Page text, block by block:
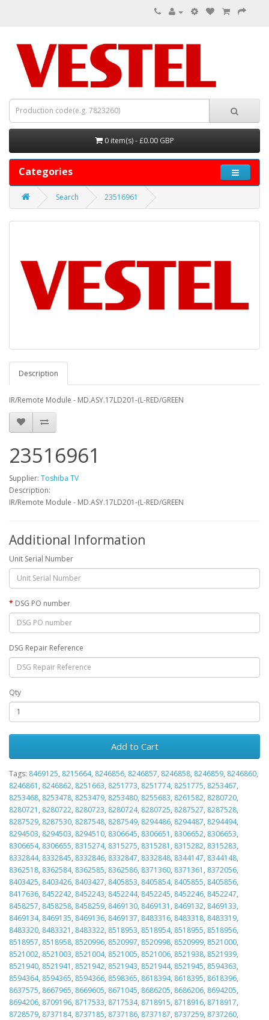
0 item(s) - £0.00 GBP
Categories
Search 23516961
Description
IR/Remote Module - MD.ASY.17LD201-(L-RED/GREEN
23516961
Supplier: Toshiba TV
Description:
IR/Remote Module - MD.ASY.17LD201-(L-RED/GREEN
Additional Information
Unit Serial Number
DSG PO number
DSG Repair Reference
Qty
Add to Cart
Tags: 8469125, 8215664, 8246856, 8246857, 8246858, 8246859, 8246860,
8246861 , 8246862, 8251663, 8251773, 8251774, 8251775, 8253467,
8253468, 8253478, 8253479, 8253480, 8255683, 8261582, 8280720,
8280721 , 8280722, 8280723, 8280724, 8280725, 8287527, 8287528,
8287529, 8287530, 8287548, 8287549, 8294486, 8294487, 8294494,
8294503, 8294503, 8294510, 8306645, 8306651 , 8306652, 8306653,
8306654, 8306655, 8315274, 8315275, 8315281 , 8315282, 8315283,
8332844, 8332845, 8332846, 8332847, 8332848, 8344147, 8344148,
8362518, 8362584, 8362585, 8362586, 8371360, 8371361 , 8372056,
8403425, 8403426, 8403427, 8405853, 8405854, 8405855, 8405856,
8417636, 8452242, 8452243, 8452244, 8452245, 8452246, 8452247,
8458257, 8458258, 8458259, 8469130, 8469131 , 8469132, 8469133,
8469134, 8469135, 8469136, 8469137, 8483316, 8483318, 8483319,
8483320, 8483321 , 8483322, 8518953, 8518954, 8518955, 8518956,
8518957, 8518958, 8520996, 8520997, 8520998, 8520999, 8521000,
8521002, 8521003, 8521004, 8521005, 8521006, 8521938, 8521939,
8521940, 8521941 , 8521942, 8521943, 8521944, 8521945, 8594363,
8594364, 8594365, 8594366, 8598365, 8618394, 8618395, 8618396,
8637575, 8667965, 8669605, 8671045, 8686205, 8686206, 8694205,
8694206, 8709196, 8717533, 8717534, 8718915, 8718916, 8718917,
8728579, 8737184, 8737185, 8737186, 8737187, 8737259, 8737260,